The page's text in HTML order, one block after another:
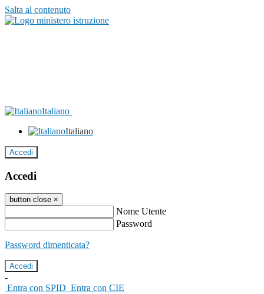
Salta al contenuto
Italiano
Italiano
Accedi
Accedi
button close ×
Nome Utente
Password
Password dimenticata?
-
Entra con SPID Entra con CIE